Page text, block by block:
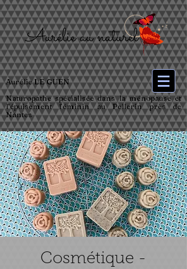
Aurélie LE GUEN
Naturopathe spécialisée dans la ménopause et
l’épuisement féminin au Pellerin près de
Nantes
Cosmétique -